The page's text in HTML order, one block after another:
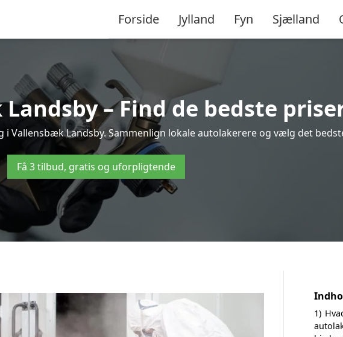
Forside Jylland Fyn Sjælland
– Find de bedste
Vallensbæk Landsby. Sammenlign lokale autolakerere og vælg det
Få 3 tilbud, gratis og uforpligtende
1)